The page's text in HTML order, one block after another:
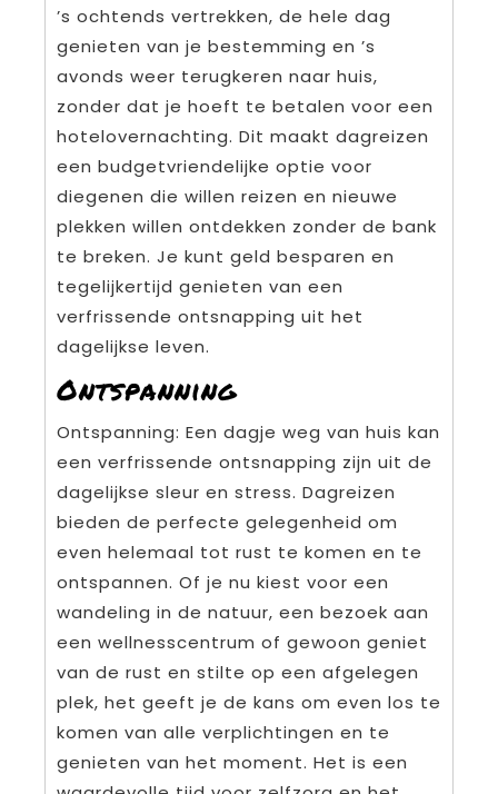
’s ochtends vertrekken, de hele dag
genieten van je bestemming en ’s
avonds weer terugkeren naar huis,
zonder dat je hoeft te betalen voor een
hotelovernachting. Dit maakt dagreizen
een budgetvriendelijke optie voor
diegenen die willen reizen en nieuwe
plekken willen ontdekken zonder de bank
te breken. Je kunt geld besparen en
tegelijkertijd genieten van een
verfrissende ontsnapping uit het
dagelijkse leven.
Ontspanning
Ontspanning: Een dagje weg van huis kan
een verfrissende ontsnapping zijn uit de
dagelijkse sleur en stress. Dagreizen
bieden de perfecte gelegenheid om
even helemaal tot rust te komen en te
ontspannen. Of je nu kiest voor een
wandeling in de natuur, een bezoek aan
een wellnesscentrum of gewoon geniet
van de rust en stilte op een afgelegen
plek, het geeft je de kans om even los te
komen van alle verplichtingen en te
genieten van het moment. Het is een